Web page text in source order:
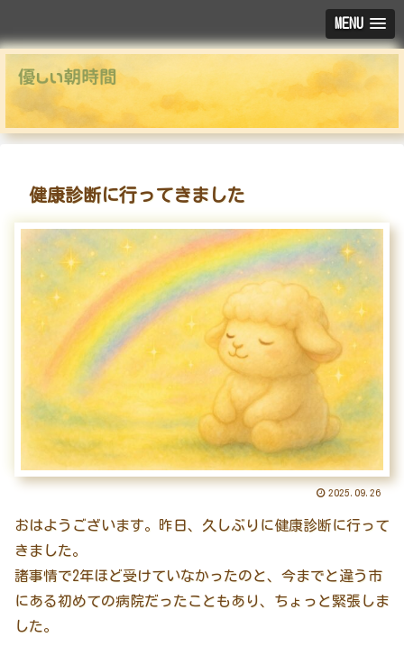
MENU
健康診断に行ってきました
2025.09.26
おはようございます。昨日、久しぶりに健康診断に行って
きました。
諸事情で2年ほど受けていなかったのと、今までと違う市
にある初めての病院だったこともあり、ちょっと緊張しま
した。